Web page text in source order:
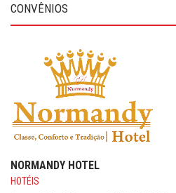
CONVÊNIOS
NORMANDY HOTEL
HOTÉIS